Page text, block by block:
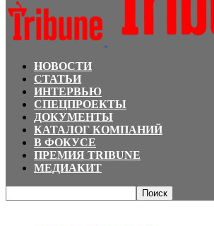
НОВОСТИ
СТАТЬИ
ИНТЕРВЬЮ
СПЕЦПРОЕКТЫ
ДОКУМЕНТЫ
КАТАЛОГ КОМПАНИЙ
В ФОКУСЕ
ПРЕМИЯ TRIBUNE
МЕДИАКИТ